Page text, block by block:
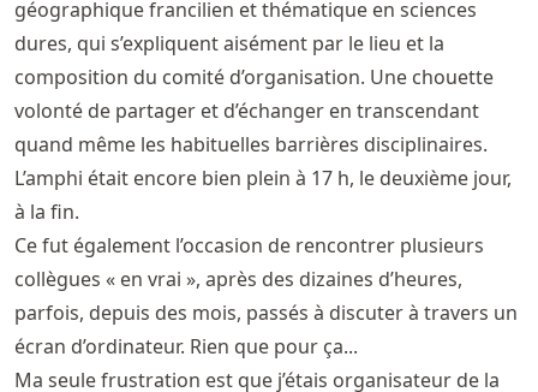
géographique francilien et thématique en sciences
dures, qui s’expliquent aisément par le lieu et la
composition du comité d’organisation. Une chouette
volonté de partager et d’échanger en transcendant
quand même les habituelles barrières disciplinaires.
L’amphi était encore bien plein à 17 h, le deuxième jour,
à la fin.
Ce fut également l’occasion de rencontrer plusieurs
collègues « en vrai », après des dizaines d’heures,
parfois, depuis des mois, passés à discuter à travers un
écran d’ordinateur. Rien que pour ça...
Ma seule frustration est que j’étais organisateur de la